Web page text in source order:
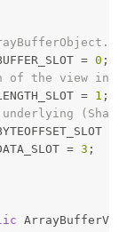
= 0 ;
the view in
= 1 ;
=
= 3 ;